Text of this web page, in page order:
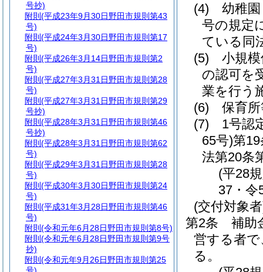
(4)
幼稚
号の規定
ている同
(5)
小規
の認可を
業を行う
(6)
保育
(7)
1号認
65号)第
法第20条
(平28
37・令
(交付対象
第2条
補助
営する者
る。
号抄)
附則 (平成23年9月30日野田市規則第43
号)
附則 (平成24年3月30日野田市規則第17
号)
附則 (平成26年3月14日野田市規則第2
号)
附則 (平成27年3月31日野田市規則第28
号)
附則 (平成27年3月31日野田市規則第29
号抄)
附則 (平成28年3月31日野田市規則第46
号抄)
附則 (平成28年3月31日野田市規則第62
号)
附則 (平成29年3月31日野田市規則第28
号)
附則 (平成30年3月30日野田市規則第24
号)
附則 (平成31年3月28日野田市規則第46
号)
附則 (令和元年6月28日野田市規則第8号)
附則 (令和元年6月28日野田市規則第9号
抄)
附則 (令和元年9月26日野田市規則第25